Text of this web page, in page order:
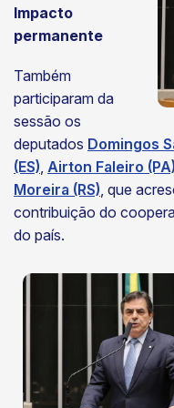
Impacto
permanente
Também
participaram da
sessão os
deputados Domingos
(ES) Airton Faleiro (PA)
Moreira (RS) , que
contribuição do
do país.